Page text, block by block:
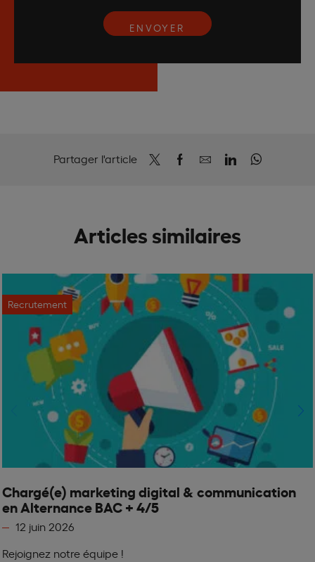
ENVOYER
Partager l'article
Articles similaires
Recrutement
Chargé(e) marketing digital & communication
en Alternance BAC + 4/5
12 juin 2026
Rejoignez notre équipe !